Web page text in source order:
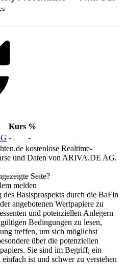
Kurs %
-
-
kostenlose Realtime-
und Daten von ARIVA.DE AG.
Seite?
melden
Basisprospekts durch die BaFin
angebotenen Wertpapiere zu
und potenziellen Anlegern
Bedingungen zu lesen,
treffen, um sich möglichst
über die potenziellen
Sie sind im Begriff, ein
ist und schwer zu verstehen